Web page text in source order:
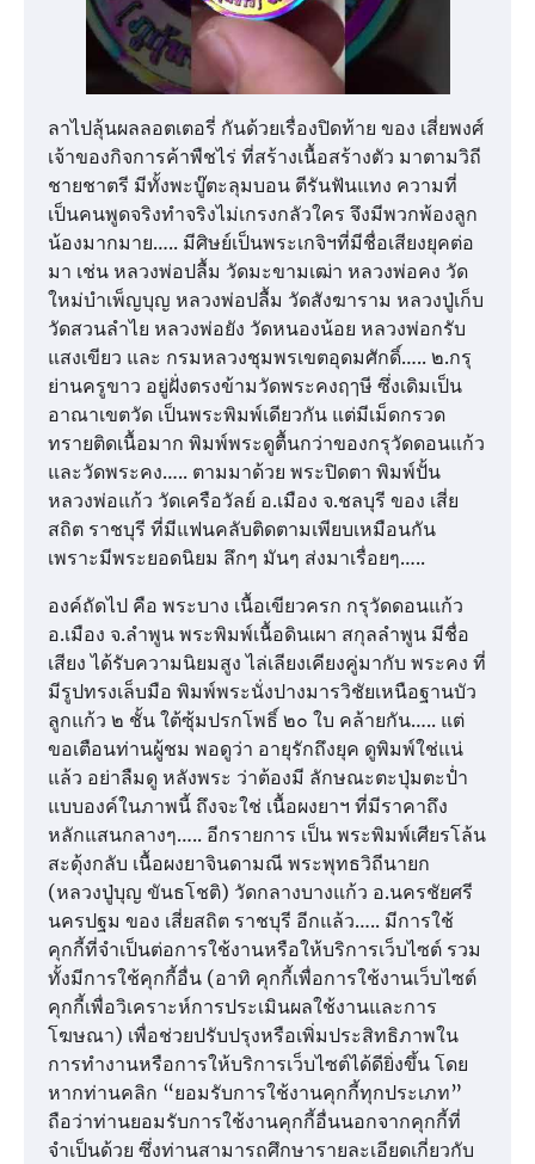
ลาไปลุ้นผลลอตเตอรี่ กันด้วยเรื่องปิดท้าย ของ เสี่ยพงศ์
เจ้าของกิจการค้าพืชไร่ ที่สร้างเนื้อสร้างตัว มาตามวิถี
ชายชาตรี มีทั้งพะบู๊ตะลุมบอน ตีรันฟันแทง ความที่
เป็นคนพูดจริงทำจริงไม่เกรงกลัวใคร จึงมีพวกพ้องลูก
น้องมากมาย….. มีศิษย์เป็นพระเกจิฯที่มีชื่อเสียงยุคต่อ
มา เช่น หลวงพ่อปลื้ม วัดมะขามเฒ่า หลวงพ่อคง วัด
ใหม่บำเพ็ญบุญ หลวงพ่อปลื้ม วัดสังฆาราม หลวงปู่เก็บ
วัดสวนลำไย หลวงพ่อยัง วัดหนองน้อย หลวงพ่อกรับ
แสงเขียว และ กรมหลวงชุมพรเขตอุดมศักดิ์….. ๒.กรุ
ย่านครูขาว อยู่ฝั่งตรงข้ามวัดพระคงฤๅษี ซึ่งเดิมเป็น
อาณาเขตวัด เป็นพระพิมพ์เดียวกัน แต่มีเม็ดกรวด
ทรายติดเนื้อมาก พิมพ์พระดูตื้นกว่าของกรุวัดดอนแก้ว
และวัดพระคง….. ตามมาด้วย พระปิดตา พิมพ์ปั้น
หลวงพ่อแก้ว วัดเครือวัลย์ อ.เมือง จ.ชลบุรี ของ เสี่ย
สถิต ราชบุรี ที่มีแฟนคลับติดตามเพียบเหมือนกัน
เพราะมีพระยอดนิยม ลึกๆ มันๆ ส่งมาเรื่อยๆ…..
องค์ถัดไป คือ พระบาง เนื้อเขียวครก กรุวัดดอนแก้ว
อ.เมือง จ.ลำพูน พระพิมพ์เนื้อดินเผา สกุลลำพูน มีชื่อ
เสียง ได้รับความนิยมสูง ไล่เลียงเคียงคู่มากับ พระคง ที่
มีรูปทรงเล็บมือ พิมพ์พระนั่งปางมารวิชัยเหนือฐานบัว
ลูกแก้ว ๒ ชั้น ใต้ซุ้มปรกโพธิ์ ๒๐ ใบ คล้ายกัน….. แต่
ขอเตือนท่านผู้ชม พอดูว่า อายุรักถึงยุค ดูพิมพ์ใช่แน่
แล้ว อย่าลืมดู หลังพระ ว่าต้องมี ลักษณะตะปุ่มตะปํ่า
แบบองค์ในภาพนี้ ถึงจะใช่ เนื้อผงยาฯ ที่มีราคาถึง
หลักแสนกลางๆ….. อีกรายการ เป็น พระพิมพ์เศียรโล้น
สะดุ้งกลับ เนื้อผงยาจินดามณี พระพุทธวิถีนายก
(หลวงปู่บุญ ขันธโชติ) วัดกลางบางแก้ว อ.นครชัยศรี
นครปฐม ของ เสี่ยสถิต ราชบุรี อีกแล้ว….. มีการใช้
คุกกี้ที่จำเป็นต่อการใช้งานหรือให้บริการเว็บไซต์ รวม
ทั้งมีการใช้คุกกี้อื่น (อาทิ คุกกี้เพื่อการใช้งานเว็บไซต์
คุกกี้เพื่อวิเคราะห์การประเมินผลใช้งานและการ
โฆษณา) เพื่อช่วยปรับปรุงหรือเพิ่มประสิทธิภาพใน
การทำงานหรือการให้บริการเว็บไซต์ได้ดียิ่งขึ้น โดย
หากท่านคลิก “ยอมรับการใช้งานคุกกี้ทุกประเภท”
ถือว่าท่านยอมรับการใช้งานคุกกี้อื่นนอกจากคุกกี้ที่
จำเป็นด้วย ซึ่งท่านสามารถศึกษารายละเอียดเกี่ยวกับ